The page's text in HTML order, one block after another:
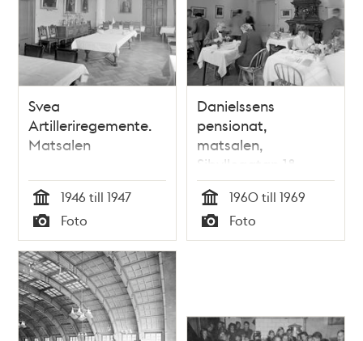
Svea
Artilleriregemente.
Matsalen
Tid
1946 till 1947
Typ
Foto
Danielssens
pensionat,
matsalen,
Sibyllegatan 18
Tid
1960 till 1969
Typ
Foto